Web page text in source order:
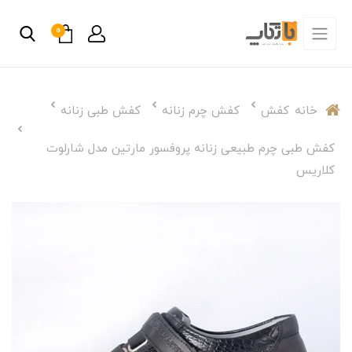
0
خانه کفش کفش چرم زنانه کفش طبی زنانه
کفش طبی چرم طبیعی زنانه پروفسور مارتین مدل شارلوت
کلاریس